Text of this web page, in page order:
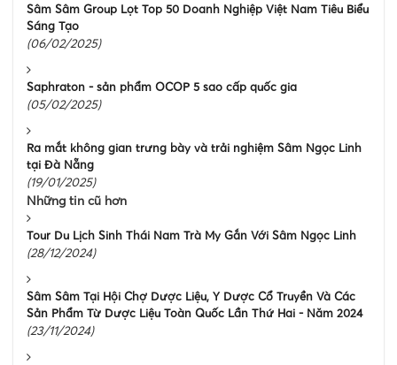
Sâm Sâm Group Lọt Top 50 Doanh Nghiệp Việt Nam Tiêu Biểu
Sáng Tạo
(06/02/2025)
Saphraton - sản phẩm OCOP 5 sao cấp quốc gia
(05/02/2025)
Ra mắt không gian trưng bày và trải nghiệm Sâm Ngọc Linh
tại Đà Nẵng
(19/01/2025)
Những tin cũ hơn
Tour Du Lịch Sinh Thái Nam Trà My Gắn Với Sâm Ngọc Linh
(28/12/2024)
Sâm Sâm Tại Hội Chợ Dược Liệu, Y Dược Cổ Truyền Và Các
Sản Phẩm Từ Dược Liệu Toàn Quốc Lần Thứ Hai - Năm 2024
(23/11/2024)